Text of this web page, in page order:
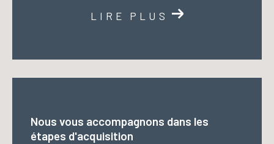
LIRE PLUS
Nous vous accompagnons dans les
étapes d'acquisition